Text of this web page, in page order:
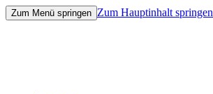
Zum Menü springen Zum Hauptinhalt springen